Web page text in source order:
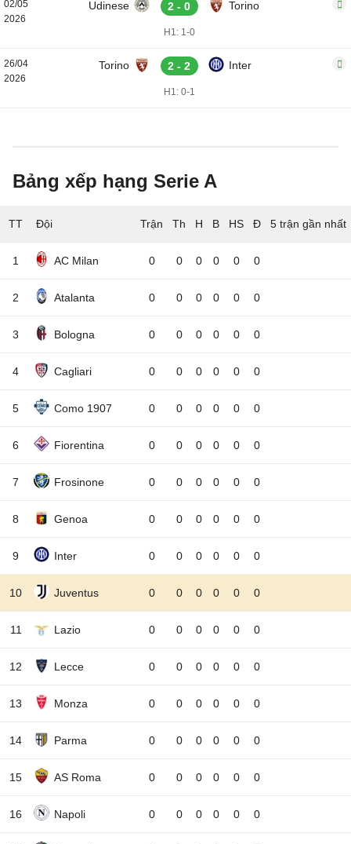
02/05
2026
Udinese 2 - 0 Torino
H1: 1-0
26/04
2026
Torino 2 - 2 Inter
H1: 0-1
Bảng xếp hạng Serie A
TT Đội 5 trận gần nhất
1 AC Milan 0 0 0 0 0 0
2 Atalanta 0 0 0 0 0 0
3 Bologna 0 0 0 0 0 0
4 Cagliari 0 0 0 0 0 0
5 Como 1907 0 0 0 0 0 0
6 Fiorentina 0 0 0 0 0 0
7 Frosinone 0 0 0 0 0 0
8 Genoa 0 0 0 0 0 0
9 Inter 0 0 0 0 0 0
10 Juventus 0 0 0 0 0 0
11 Lazio 0 0 0 0 0 0
12 Lecce 0 0 0 0 0 0
13 Monza 0 0 0 0 0 0
14 Parma 0 0 0 0 0 0
15 AS Roma 0 0 0 0 0 0
16 Napoli 0 0 0 0 0 0